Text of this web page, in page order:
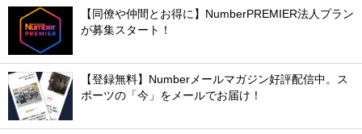
【同僚や仲間とお得に】NumberPREMIER法人プラン
が募集スタート！
【登録無料】Numberメールマガジン好評配信中。ス
ポーツの「今」をメールでお届け！